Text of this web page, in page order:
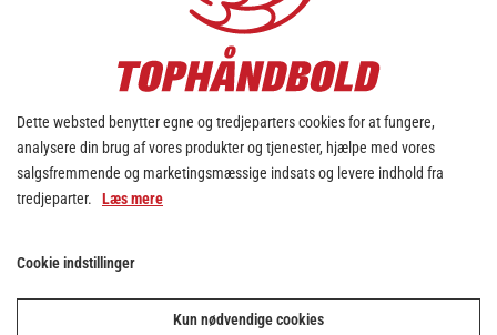
Dette websted benytter egne og tredjeparters cookies for at fungere,
analysere din brug af vores produkter og tjenester, hjælpe med vores
salgsfremmende og marketingsmæssige indsats og levere indhold fra
tredjeparter. Læs mere
Cookie indstillinger
Kun nødvendige cookies